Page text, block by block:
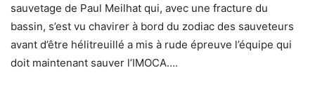
sauvetage de Paul Meilhat qui, avec une fracture du
bassin, s’est vu chavirer à bord du zodiac des sauveteurs
avant d’être hélitreuillé a mis à rude épreuve l’équipe qui
doit maintenant sauver l’IMOCA….